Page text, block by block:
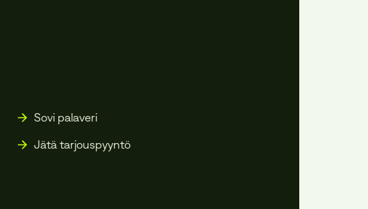
Sovi palaveri
Jätä tarjouspyyntö